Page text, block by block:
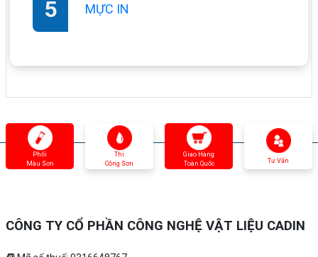
MỰC IN
Phối
Màu Sơn
Thi
Công Sơn
Giao Hàng
Toàn Quốc
Tư Vấn
CÔNG TY CỔ PHẦN CÔNG NGHỆ VẬT LIỆU CADIN